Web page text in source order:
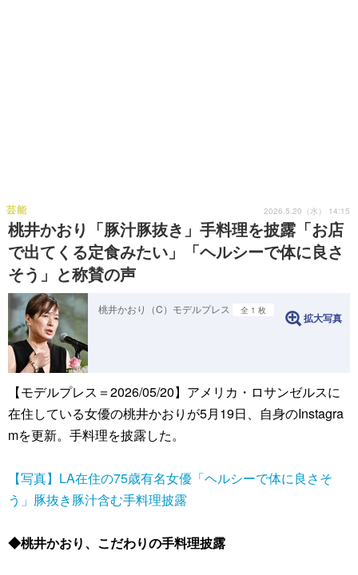
桃井かおり「豚汁豚抜き」手料理を披露「お店
で出てくる定食みたい」「ヘルシーで体に良さ
そう」と称賛の声
芸能 2026.5.20（水） 14:15
桃井かおり（C）モデルプレス 全 1 枚
拡大写真
【モデルプレス＝2026/05/20】アメリカ・ロサンゼルスに
在住している女優の桃井かおりが5月19日、自身のInstagra
mを更新。手料理を披露した。
【写真】LA在住の75歳有名女優「ヘルシーで体に良さそ
う」豚抜き豚汁含む手料理披露
◆桃井かおり、こだわりの手料理披露